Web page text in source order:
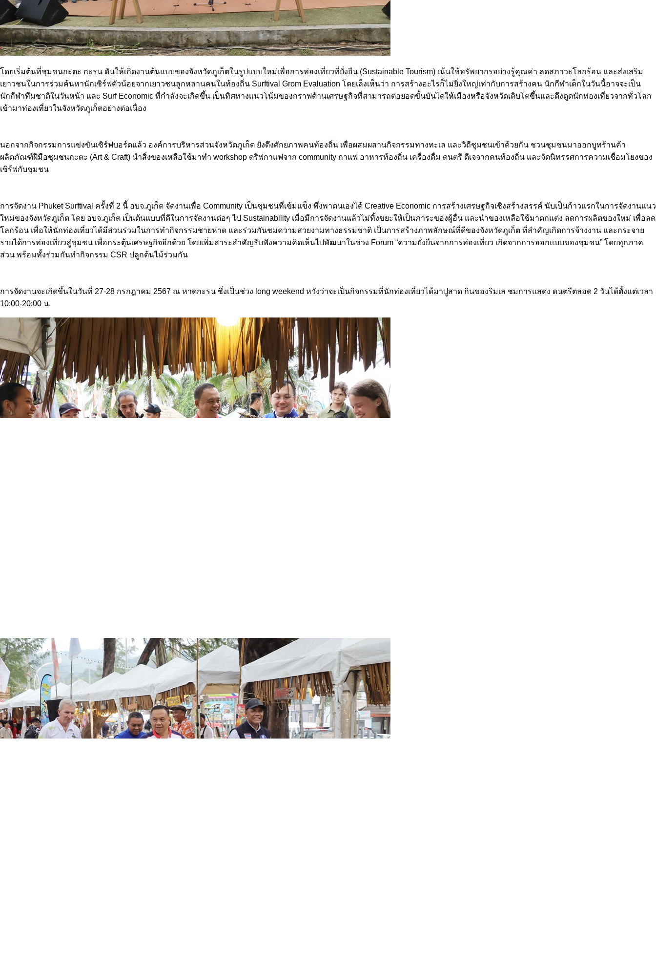
โดยเริ่มต้นที่ชุมชนกะตะ กะรน ดันให้เกิดงานต้นแบบของจังหวัดภูเก็ตในรูปแบบใหม่เพื่อการท่องเที่ยวที่ยั่งยืน (Sustainable Tourism) เน้นใช้ทรัพยากรอย่างรู้คุณค่า ลดสภาวะโลกร้อน และส่งเสริม
เยาวชนในการร่วมค้นหานักเซิร์ฟตัวน้อยจากเยาวชนลูกหลานคนในท้องถิ่น Surftival Grom Evaluation โดยเล็งเห็นว่า การสร้างอะไรก็ไม่ยิ่งใหญ่เท่ากับการสร้างคน นักกีฬาเด็กในวันนี้อาจจะเป็น
นักกีฬาทีมชาติในวันหน้า และ Surf Economic ที่กำลังจะเกิดขึ้น เป็นทิศทางแนวโน้มของกราฟด้านเศรษฐกิจที่สามารถต่อยอดขั้นบันไดให้เมืองหรือจังหวัดเติบโตขึ้นและดึงดูดนักท่องเที่ยวจากทั่วโลก
เข้ามาท่องเที่ยวในจังหวัดภูเก็ตอย่างต่อเนื่อง
นอกจากกิจกรรมการแข่งขันเซิร์ฟบอร์ดแล้ว องค์การบริหารส่วนจังหวัดภูเก็ต ยังดึงศักยภาพคนท้องถิ่น เพื่อผสมผสานกิจกรรมทางทะเล และวิถีชุมชนเข้าด้วยกัน ชวนชุมชนมาออกบูทร้านค้า
ผลิตภัณฑ์ฝีมือชุมชนกะตะ (Art & Craft) นำสิ่งของเหลือใช้มาทำ workshop ดริฟกาแฟจาก community กาแฟ อาหารท้องถิ่น เครื่องดื่ม ดนตรี ดีเจจากคนท้องถิ่น และจัดนิทรรศการความเชื่อมโยงของ
เซิร์ฟกับชุมชน
การจัดงาน Phuket Surftival ครั้งที่ 2 นี้ อบจ.ภูเก็ต จัดงานเพื่อ Community เป็นชุมชนที่เข้มแข็ง พึ่งพาตนเองได้ Creative Economic การสร้างเศรษฐกิจเชิงสร้างสรรค์ นับเป็นก้าวแรกในการจัดงานแนว
ใหม่ของจังหวัดภูเก็ต โดย อบจ.ภูเก็ต เป็นต้นแบบที่ดีในการจัดงานต่อๆ ไป Sustainability เมื่อมีการจัดงานแล้วไม่ทิ้งขยะให้เป็นภาระของผู้อื่น และนำของเหลือใช้มาตกแต่ง ลดการผลิตของใหม่ เพื่อลด
โลกร้อน เพื่อให้นักท่องเที่ยวได้มีส่วนร่วมในการทำกิจกรรมชายหาด และร่วมกันชมความสวยงามทางธรรมชาติ เป็นการสร้างภาพลักษณ์ที่ดีของจังหวัดภูเก็ต ที่สำคัญเกิดการจ้างงาน และกระจาย
รายได้การท่องเที่ยวสู่ชุมชน เพื่อกระตุ้นเศรษฐกิจอีกด้วย โดยเพิ่มสาระสำคัญรับฟังความคิดเห็นไปพัฒนาในช่วง Forum “ความยั่งยืนจากการท่องเที่ยว เกิดจากการออกแบบของชุมชน” โดยทุกภาค
ส่วน พร้อมทั้งร่วมกันทำกิจกรรม CSR ปลูกต้นไม้ร่วมกัน
การจัดงานจะเกิดขึ้นในวันที่ 27-28 กรกฎาคม 2567 ณ หาดกะรน ซึ่งเป็นช่วง long weekend หวังว่าจะเป็นกิจกรรมที่นักท่องเที่ยวได้มาปูสาด กินของริมเล ชมการแสดง ดนตรีตลอด 2 วันได้ตั้งแต่เวลา
10:00-20:00 น.